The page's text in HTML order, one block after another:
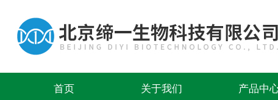
首页 关于我们 产品中